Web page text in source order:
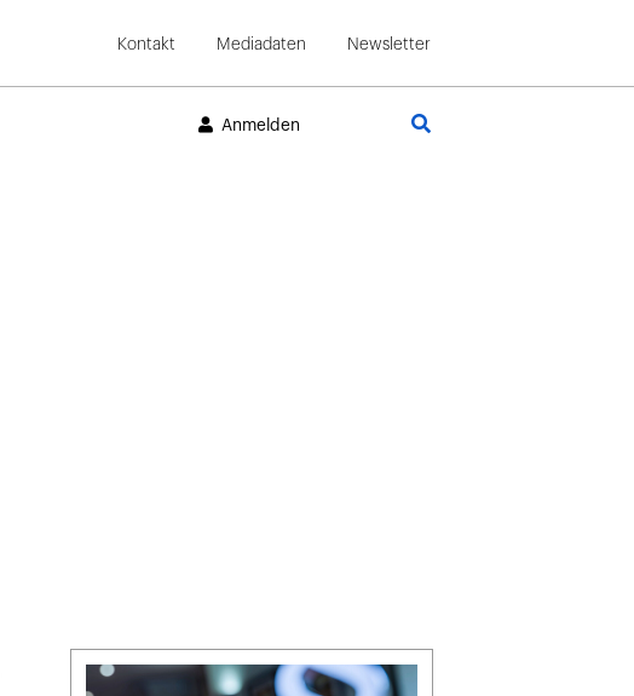
Kontakt Mediadaten Newsletter
Anmelden